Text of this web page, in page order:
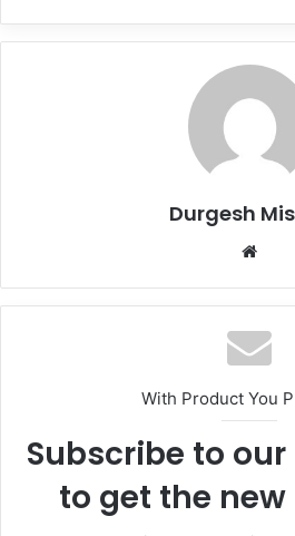
Durgesh
With Product You
Subscribe to
to get the